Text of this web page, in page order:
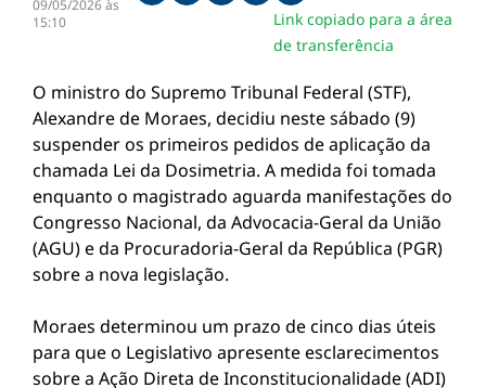
09/05/2026 às
15:10
Link copiado para a área
de transferência
O ministro do Supremo Tribunal Federal (STF),
Alexandre de Moraes, decidiu neste sábado (9)
suspender os primeiros pedidos de aplicação da
chamada Lei da Dosimetria. A medida foi tomada
enquanto o magistrado aguarda manifestações do
Congresso Nacional, da Advocacia-Geral da União
(AGU) e da Procuradoria-Geral da República (PGR)
sobre a nova legislação.
Moraes determinou um prazo de cinco dias úteis
para que o Legislativo apresente esclarecimentos
sobre a Ação Direta de Inconstitucionalidade (ADI)